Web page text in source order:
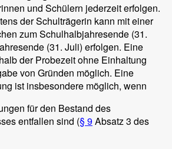
und Schülern jederzeit erfolgen.
der Schulträgerin kann mit einer
zum Schulhalbjahresende (31.
(31. Juli) erfolgen. Eine
der Probezeit ohne Einhaltung
von Gründen möglich. Eine
ist insbesondere möglich, wenn
für den Bestand des
entfallen sind (§ 9Absatz 3 des